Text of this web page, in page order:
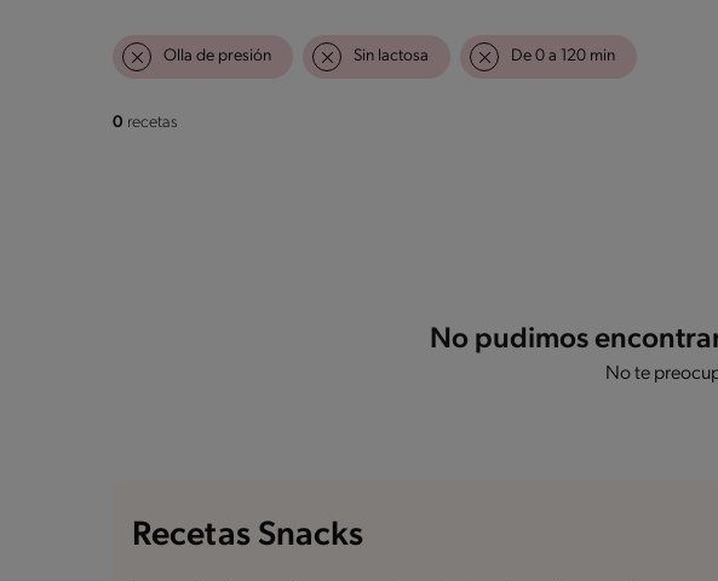
Olla de presión Sin lactosa De 0 a 120 min
0 recetas
No pudimos
No te
Recetas Snacks